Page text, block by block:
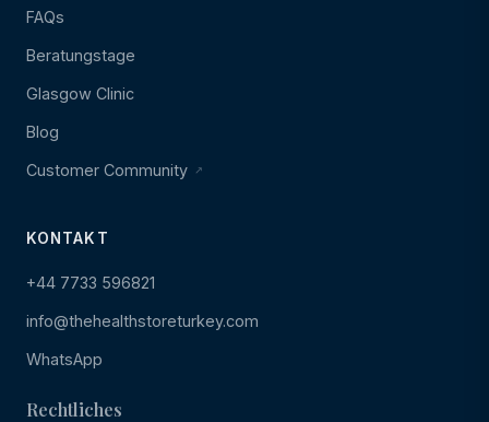
FAQs
Beratungstage
Glasgow Clinic
Blog
Customer Community
KONTAKT
+44 7733 596821
info@thehealthstoreturkey.com
WhatsApp
Rechtliches